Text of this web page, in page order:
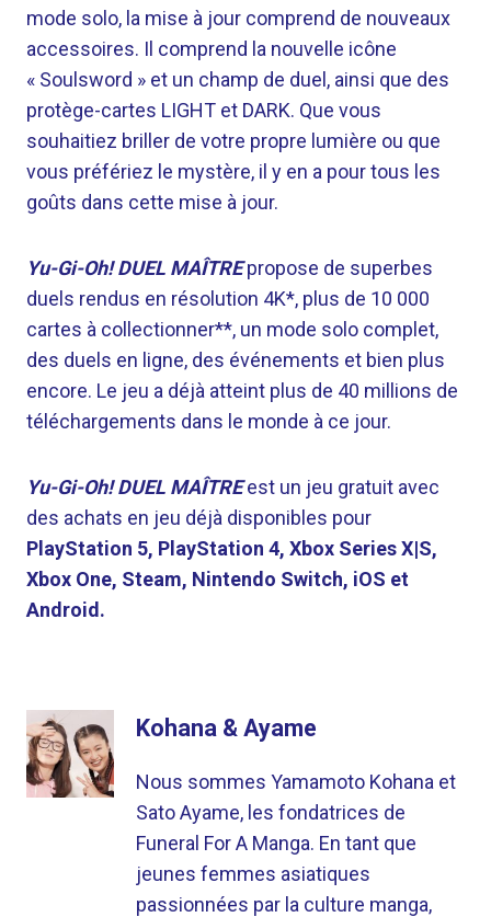
mode solo, la mise à jour comprend de nouveaux
accessoires. Il comprend la nouvelle icône
« Soulsword » et un champ de duel, ainsi que des
protège-cartes LIGHT et DARK. Que vous
souhaitiez briller de votre propre lumière ou que
vous préfériez le mystère, il y en a pour tous les
goûts dans cette mise à jour.
Yu-Gi-Oh! DUEL MAÎTREpropose de superbes
duels rendus en résolution 4K*, ​​plus de 10 000
cartes à collectionner**, un mode solo complet,
des duels en ligne, des événements et bien plus
encore. Le jeu a déjà atteint plus de 40 millions de
téléchargements dans le monde à ce jour.
Yu-Gi-Oh! DUEL MAÎTREest un jeu gratuit avec
des achats en jeu déjà disponibles pour
PlayStation 5, PlayStation 4, Xbox Series X|S,
Xbox One, Steam, Nintendo Switch, iOS et
Android.
Kohana & Ayame
Nous sommes Yamamoto Kohana et
Sato Ayame, les fondatrices de
Funeral For A Manga. En tant que
jeunes femmes asiatiques
passionnées par la culture manga,